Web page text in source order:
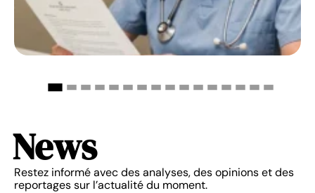
News
Restez informé avec des analyses, des opinions et des
reportages sur l’actualité du moment.